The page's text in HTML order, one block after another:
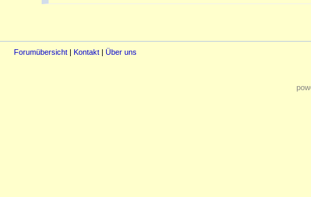
Forumübersicht Kontakt Über uns